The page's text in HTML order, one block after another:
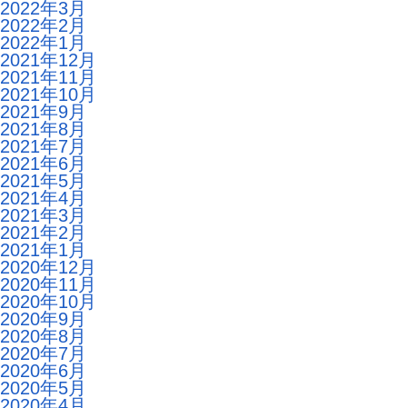
2022年3月
2022年2月
2022年1月
2021年12月
2021年11月
2021年10月
2021年9月
2021年8月
2021年7月
2021年6月
2021年5月
2021年4月
2021年3月
2021年2月
2021年1月
2020年12月
2020年11月
2020年10月
2020年9月
2020年8月
2020年7月
2020年6月
2020年5月